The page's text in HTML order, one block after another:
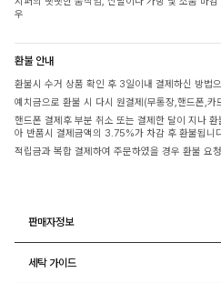
우
환불 안내
환불시 수거 상품 확인 후 3일이내 결제하신 방법
예치금으로 환불 시 다시 원결제(무통장,핸드폰,카
핸드폰 결제후 부분 취소 또는 결제한 달이 지나
아 반품시 결제금액의 3.75%가 차감 후 환불됩니
적립금과 복합 결제하여 주문하였을 경우 환불 요
판매자정보
세탁 가이드